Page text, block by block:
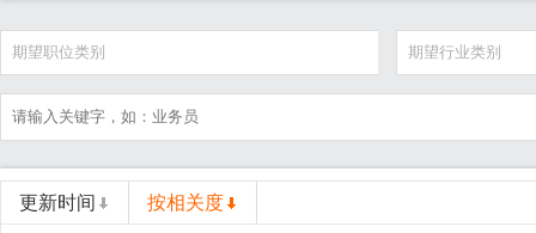
期望职位类别 期望行业类别
更新时间 按相关度